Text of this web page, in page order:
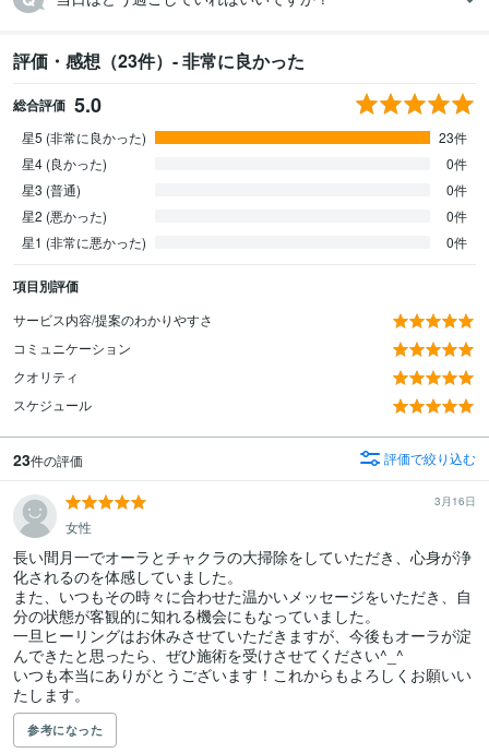
評価・感想（23件）- 非常に良かった
総合評価 5.0
星5 (非常に良かった)
23件
星4 (良かった)
0件
星3 (普通)
0件
星2 (悪かった)
0件
星1 (非常に悪かった)
0件
項目別評価
サービス内容/提案のわかりやすさ
コミュニケーション
クオリティ
スケジュール
23件の評価 評価で絞り込む
3月16日
女性
長い間月一でオーラとチャクラの大掃除をしていただき、心身が浄
化されるのを体感していました。
また、いつもその時々に合わせた温かいメッセージをいただき、自
分の状態が客観的に知れる機会にもなっていました。
一旦ヒーリングはお休みさせていただきますが、今後もオーラが淀
んできたと思ったら、ぜひ施術を受けさせてください^_^
いつも本当にありがとうございます！これからもよろしくお願いい
たします。
参考になった